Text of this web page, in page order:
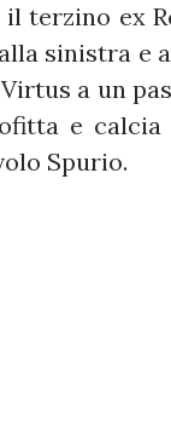
terzino ex
sinistra e
Virtus a un
e
Spurio.